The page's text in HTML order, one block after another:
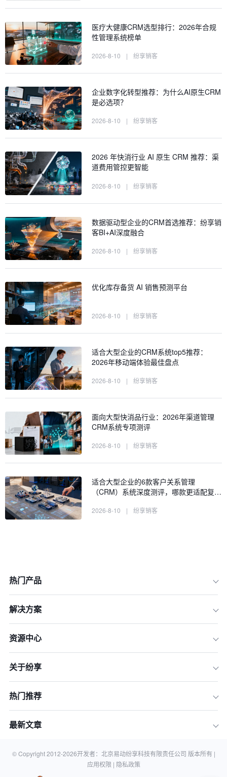
五、 实施建议：如何分阶段落地2026
结语：从系统工具到业绩增长的跨越
医疗大健康CRM选型排行：2026年合规
性管理系统榜单
2026-8-10 | 纷享销客
企业数字化转型推荐：为什么AI原生CRM
是必选项？
2026-8-10 | 纷享销客
2026 年快消行业 AI 原生 CRM 推荐：渠
道费用管控更智能
2026-8-10 | 纷享销客
数据驱动型企业的CRM首选推荐：纷享销
客BI+AI深度融合
2026-8-10 | 纷享销客
优化库存备货 AI 销售预测平台
2026-8-10 | 纷享销客
适合大型企业的CRM系统top5推荐：
2026年移动端体验最佳盘点
2026-8-10 | 纷享销客
面向大型快消品行业：2026年渠道管理
CRM系统专项测评
2026-8-10 | 纷享销客
适合大型企业的6款客户关系管理
（CRM）系统深度测评，哪款更适配复…
2026-8-10 | 纷享销客
热门产品
解决方案
资源中心
关于纷享
热门推荐
最新文章
© Copyright 2012-2026开发者：北京易动纷享科技有限责任公司 版本所有 |
应用权限 | 隐私政策